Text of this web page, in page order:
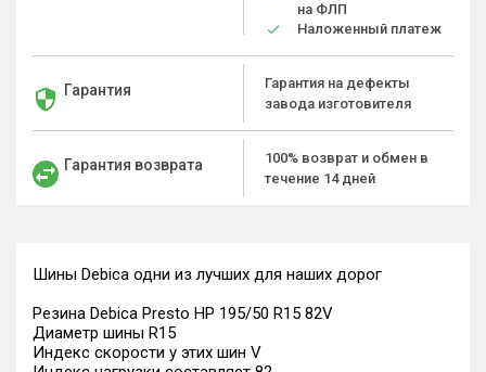
на ФЛП
Наложенный платеж
Гарантия
Гарантия на дефекты
завода изготовителя
Гарантия возврата
100% возврат и обмен в
течение 14 дней
Шины Debica одни из лучших для наших дорог
Резина Debica Presto HP 195/50 R15 82V
Диаметр шины R15
Индекс скорости у этих шин V